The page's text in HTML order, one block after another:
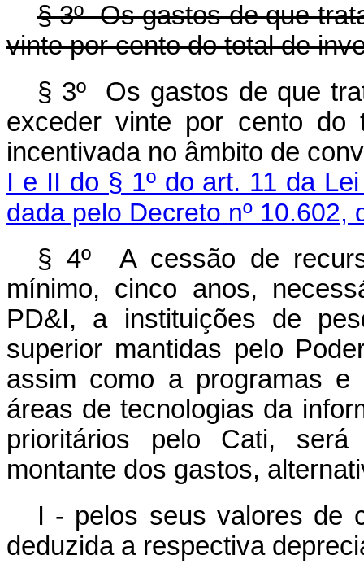
§ 3º Os gastos de que
vinte por cento do total de
§ 3º Os gastos de que
exceder vinte por cento do
incentivada no âmbito de
I e II do § 1º do art. 11 da
dada pelo Decreto nº 10.602,
§ 4º A cessão de
mínimo, cinco anos,
PD&I, a instituições de
superior mantidas pelo
assim como a programas e
áreas de tecnologias da
prioritários pelo Cati,
montante dos gastos,
I - pelos seus valores de
deduzida a respectiva